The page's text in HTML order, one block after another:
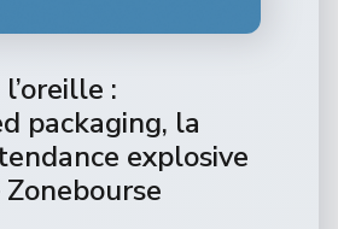
:
packaging, la
explosive
Zonebourse